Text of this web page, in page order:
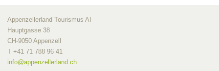
Appenzellerland Tourismus AI
Hauptgasse 38
CH-9050 Appenzell
T +41 71 788 96 41
info@appenzellerland.ch